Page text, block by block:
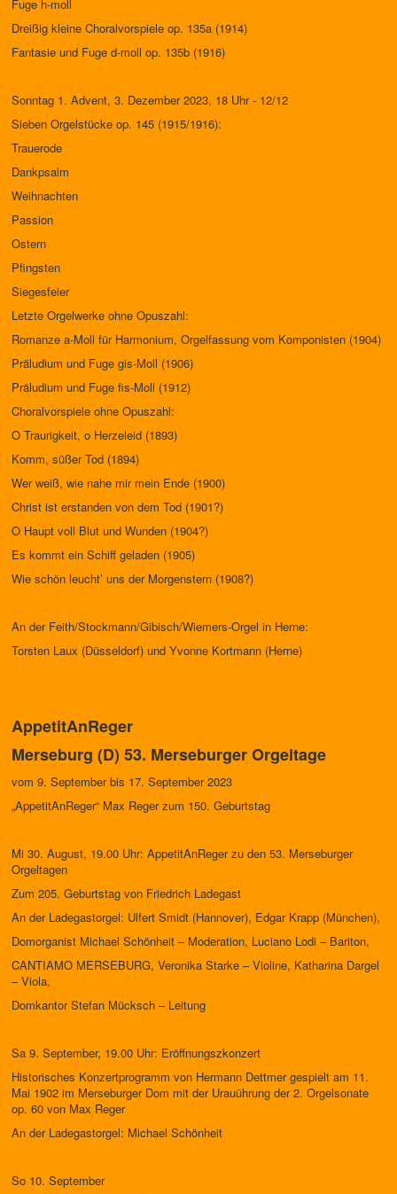
Fuge h-moll
Dreißig kleine Choralvorspiele op. 135a (1914)
Fantasie und Fuge d-moll op. 135b (1916)
Sonntag 1. Advent, 3. Dezember 2023, 18 Uhr - 12/12
Sieben Orgelstücke op. 145 (1915/1916):
Trauerode
Dankpsalm
Weihnachten
Passion
Ostern
Pfingsten
Siegesfeier
Letzte Orgelwerke ohne Opuszahl:
Romanze a-Moll für Harmonium, Orgelfassung vom Komponisten (1904)
Präludium und Fuge gis-Moll (1906)
Präludium und Fuge fis-Moll (1912)
Choralvorspiele ohne Opuszahl:
O Traurigkeit, o Herzeleid (1893)
Komm, süßer Tod (1894)
Wer weiß, wie nahe mir mein Ende (1900)
Christ ist erstanden von dem Tod (1901?)
O Haupt voll Blut und Wunden (1904?)
Es kommt ein Schiff geladen (1905)
Wie schön leucht’ uns der Morgenstern (1908?)
An der Feith/Stockmann/Gibisch/Wiemers-Orgel in Herne:
Torsten Laux (Düsseldorf) und Yvonne Kortmann (Herne)
AppetitAnReger
Merseburg (D) 53. Merseburger Orgeltage
vom 9. September bis 17. September 2023
„AppetitAnReger“ Max Reger zum 150. Geburtstag
Mi 30. August, 19.00 Uhr: AppetitAnReger zu den 53. Merseburger
Orgeltagen
Zum 205. Geburtstag von Friedrich Ladegast
An der Ladegastorgel: Ulfert Smidt (Hannover), Edgar Krapp (München),
Domorganist Michael Schönheit – Moderation, Luciano Lodi – Bariton,
CANTIAMO MERSEBURG, Veronika Starke – Violine, Katharina Dargel
– Viola,
Domkantor Stefan Mücksch – Leitung
Sa 9. September, 19.00 Uhr: Eröffnungszkonzert
Historisches Konzertprogramm von Hermann Dettmer gespielt am 11.
Mai 1902 im Merseburger Dom mit der Urauührung der 2. Orgelsonate
op. 60 von Max Reger
An der Ladegastorgel: Michael Schönheit
So 10. September